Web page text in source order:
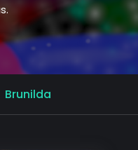
Posts
tagged
Brunilda